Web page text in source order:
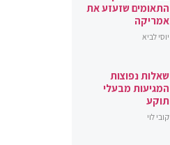
התאומים שזעזע את
אמריקה
יוסי לביא
שאלות נפוצות
המגיעות מבעלי
תוקע
קובי לוי